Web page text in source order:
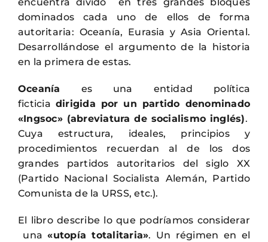
dominados cada uno de ellos de forma
autoritaria: Oceanía, Eurasia y Asia Oriental.
Desarrollándose el argumento de la historia
en la primera de estas.
Oceanía es una entidad política
ficticia dirigida por un partido denominado
«Ingsoc» (abreviatura de socialismo inglés).
Cuya estructura, ideales, principios y
procedimientos recuerdan al de los dos
grandes partidos autoritarios del siglo XX
(Partido Nacional Socialista Alemán, Partido
Comunista de la URSS, etc.).
El libro describe lo que podríamos considerar
una«utopía totalitaria». Un régimen en el